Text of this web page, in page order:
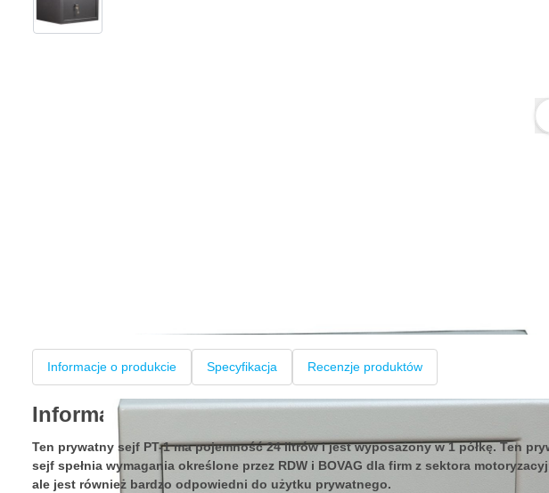
Informacje o produkcie Specyfikacja Recenzje produktów
Informacje o produkcie
Ten prywatny sejf PT-1 ma pojemność 24 litrów i jest wyposażony w 1 półkę. Ten
sejf spełnia wymagania określone przez RDW i BOVAG dla firm z sektora
ale jest również bardzo odpowiedni do użytku prywatnego.